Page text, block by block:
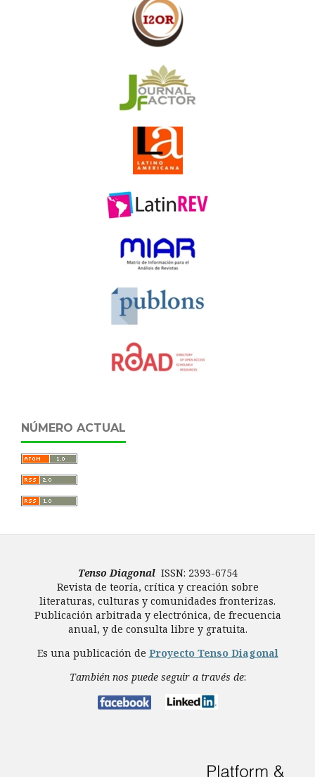
NÚMERO ACTUAL
Tenso Diagonal ISSN: 2393-6754
Revista de teoría, crítica y creación sobre
literaturas, culturas y comunidades fronterizas.
Publicación arbitrada y electrónica, de frecuencia
anual, y de consulta libre y gratuita.
Es una publicación de Proyecto Tenso Diagonal
También nos puede seguir a través de: